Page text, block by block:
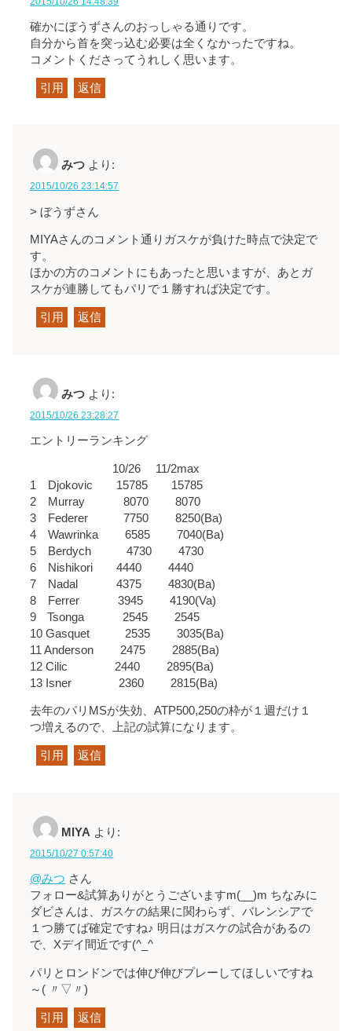
確かにぼうずさんのおっしゃる通りです。
自分から首を突っ込む必要は全くなかったですね。
コメントくださってうれしく思います。
引用 返信
みつ より:
2015/10/26 23:14:57
> ぼうずさん
MIYAさんのコメント通りガスケが負けた時点で決定で
す。
ほかの方のコメントにもあったと思いますが、あとガ
スケが連勝してもパリで１勝すれば決定です。
引用 返信
みつ より:
2015/10/26 23:28:27
エントリーランキング
10/26 11/2max
1 Djokovic 15785 15785
2 Murray 8070 8070
3 Federer 7750 8250(Ba)
4 Wawrinka 6585 7040(Ba)
5 Berdych 4730 4730
6 Nishikori 4440 4440
7 Nadal 4375 4830(Ba)
8 Ferrer 3945 4190(Va)
9 Tsonga 2545 2545
10 Gasquet 2535 3035(Ba)
11 Anderson 2475 2885(Ba)
12 Cilic 2440 2895(Ba)
13 Isner 2360 2815(Ba)
去年のパリMSが失効、ATP500,250の枠が１週だけ１
つ増えるので、上記の試算になります。
引用 返信
MIYA より:
2015/10/27 0:57:40
@みつ さん
フォロー&試算ありがとうございますm(__)m ちなみに
ダビさんは、ガスケの結果に関わらず、バレンシアで
１つ勝てば確定ですね♪ 明日はガスケの試合があるの
で、Xデイ間近です(^_^ゞ
パリとロンドンでは伸び伸びプレーしてほしいですね
～( 〃▽〃)
引用 返信